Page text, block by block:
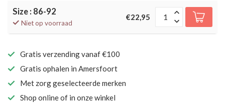
Size : 86-92
Niet op voorraad
€22,95
Gratis verzending vanaf €100
Gratis ophalen in Amersfoort
Met zorg geselecteerde merken
Shop online of in onze winkel